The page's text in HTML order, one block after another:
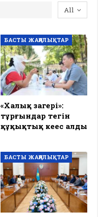
All
БАСТЫ ЖАҢАЛЫҚТАР
«Халық заңгері»:
тұрғындар тегін
құқықтық кеңес алды
БАСТЫ ЖАҢАЛЫҚТАР